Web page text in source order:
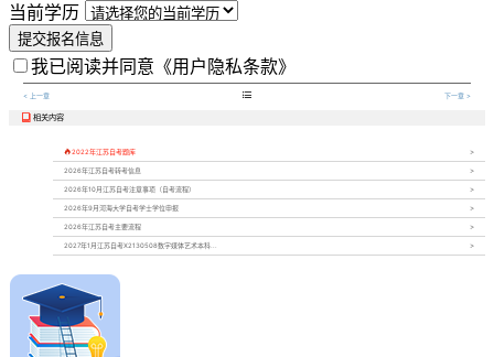
当前学历
提交报名信息
我已阅读并同意 《用户隐私条款》
< 上一章  下一章 >
 相关内容
2022年江苏自考题库
2026年江苏自考转考信息
2026年10月江苏自考注意事项（自考流程）
2026年9月河海大学自考学士学位申报
2026年江苏自考主要流程
2027年1月江苏自考X2130508数字媒体艺术本科...